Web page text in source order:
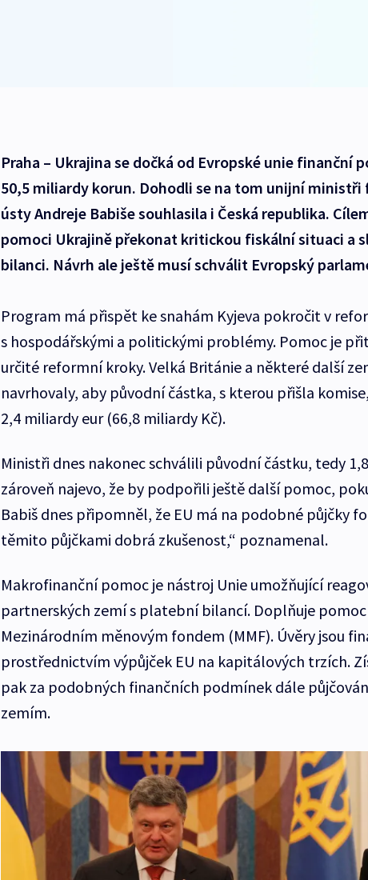
Praha – Ukrajina se dočká od Evropské unie finanční
50,5 miliardy korun. Dohodli se na tom unijní ministři
ústy Andreje Babiše souhlasila i Česká republika.
pomoci Ukrajině překonat kritickou fiskální situaci a
bilanci. Návrh ale ještě musí schválit Evropský
Program má přispět ke snahám Kyjeva pokročit v
s hospodářskými a politickými problémy. Pomoc je
určité reformní kroky. Velká Británie a některé další
navrhovaly, aby původní částka, s kterou přišla
2,4 miliardy eur (66,8 miliardy Kč).
Ministři dnes nakonec schválili původní částku, tedy
zároveň najevo, že by podpořili ještě další pomoc,
Babiš dnes připomněl, že EU má na podobné půjčky
těmito půjčkami dobrá zkušenost,“ poznamenal.
Makrofinanční pomoc je nástroj Unie umožňující
partnerských zemí s platební bilancí. Doplňuje
Mezinárodním měnovým fondem (MMF). Úvěry jsou
prostřednictvím výpůjček EU na kapitálových trzích.
pak za podobných finančních podmínek dále
zemím.